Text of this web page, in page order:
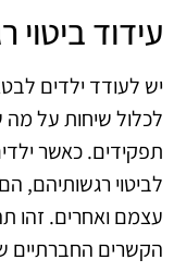
עידוד ביטוי
יש לעודד ילדים
לכלול שיחות על מה
תפקידים. כאשר
לביטוי רגשותיהם,
עצמם ואחרים. זהו
הקשרים החברתיים